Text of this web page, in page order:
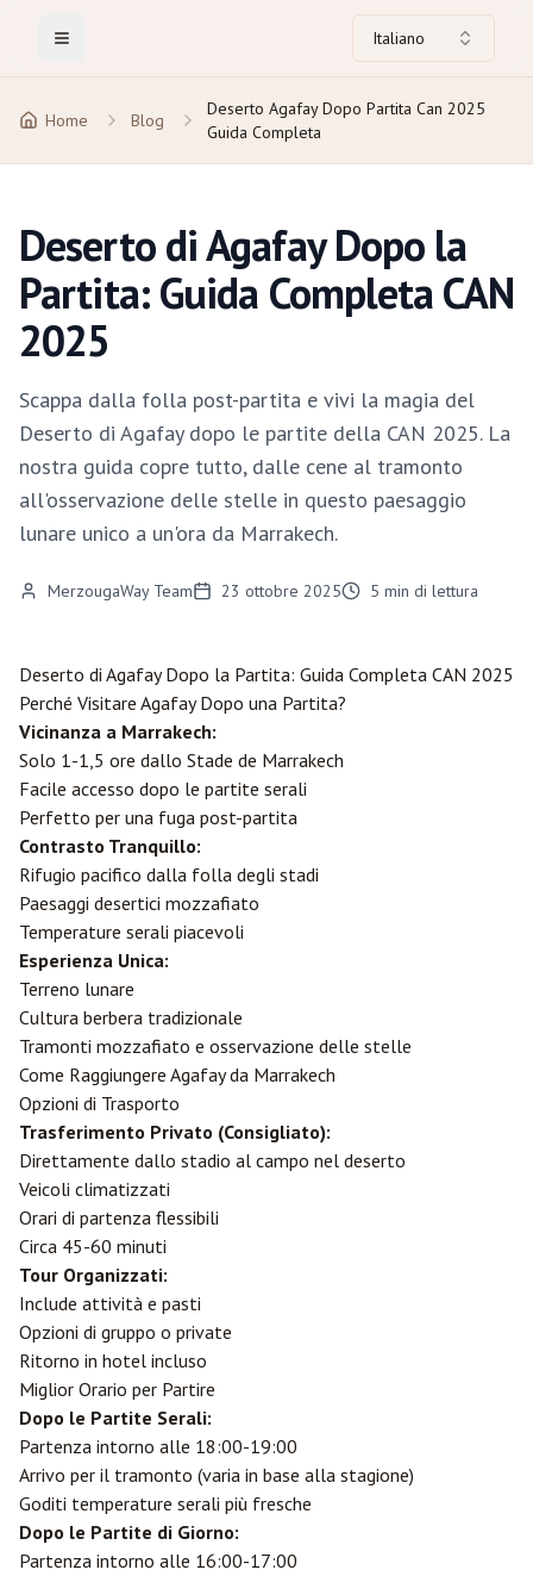
Toggle Menu Italiano
Home Blog
Deserto Agafay Dopo Partita Can 2025
Guida Completa
Deserto di Agafay Dopo la
Partita: Guida Completa CAN
2025
Scappa dalla folla post-partita e vivi la magia del
Deserto di Agafay dopo le partite della CAN 2025. La
nostra guida copre tutto, dalle cene al tramonto
all'osservazione delle stelle in questo paesaggio
lunare unico a un'ora da Marrakech.
MerzougaWay Team 23 ottobre 2025 5 min di lettura
Deserto di Agafay Dopo la Partita: Guida Completa CAN 2025
Perché Visitare Agafay Dopo una Partita?
Vicinanza a Marrakech:
Solo 1-1,5 ore dallo Stade de Marrakech
Facile accesso dopo le partite serali
Perfetto per una fuga post-partita
Contrasto Tranquillo:
Rifugio pacifico dalla folla degli stadi
Paesaggi desertici mozzafiato
Temperature serali piacevoli
Esperienza Unica:
Terreno lunare
Cultura berbera tradizionale
Tramonti mozzafiato e osservazione delle stelle
Come Raggiungere Agafay da Marrakech
Opzioni di Trasporto
Trasferimento Privato (Consigliato):
Direttamente dallo stadio al campo nel deserto
Veicoli climatizzati
Orari di partenza flessibili
Circa 45-60 minuti
Tour Organizzati:
Include attività e pasti
Opzioni di gruppo o private
Ritorno in hotel incluso
Miglior Orario per Partire
Dopo le Partite Serali:
Partenza intorno alle 18:00-19:00
Arrivo per il tramonto (varia in base alla stagione)
Goditi temperature serali più fresche
Dopo le Partite di Giorno:
Partenza intorno alle 16:00-17:00